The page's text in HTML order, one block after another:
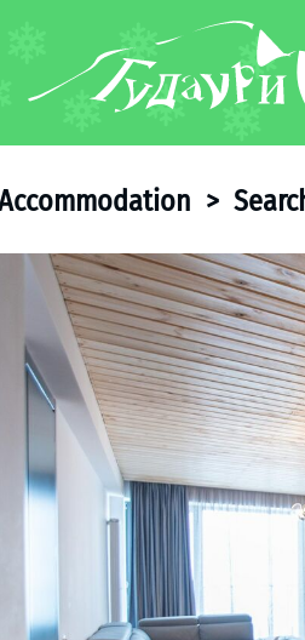
>
telegram
INFO